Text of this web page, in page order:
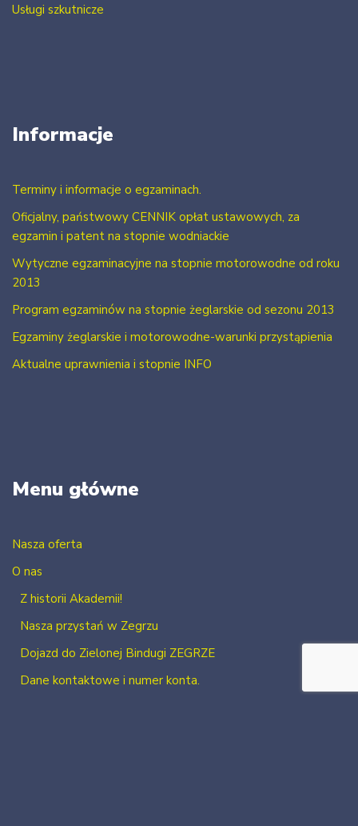
Usługi szkutnicze
Informacje
Terminy i informacje o egzaminach.
Oficjalny, państwowy CENNIK opłat ustawowych, za
egzamin i patent na stopnie wodniackie
Wytyczne egzaminacyjne na stopnie motorowodne od roku
2013
Program egzaminów na stopnie żeglarskie od sezonu 2013
Egzaminy żeglarskie i motorowodne-warunki przystąpienia
Aktualne uprawnienia i stopnie INFO
Menu główne
Nasza oferta
O nas
Z historii Akademii!
Nasza przystań w Zegrzu
Dojazd do Zielonej Bindugi ZEGRZE
Dane kontaktowe i numer konta.